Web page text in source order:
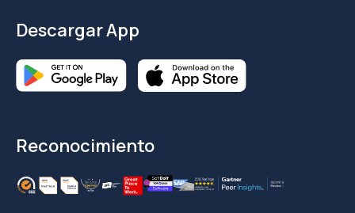
Descargar App
Reconocimiento